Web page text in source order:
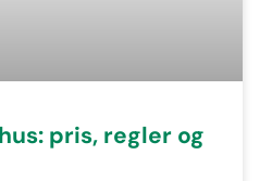
pris, regler og